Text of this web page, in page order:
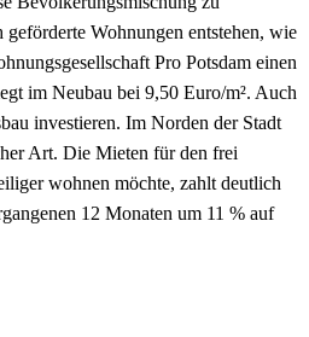
Wohnungen entstehen, wie
Pro Potsdam einen
im Neubau bei 9,50 Euro/m². Auch
investieren. Im Norden der Stadt
Art. Die Mieten für den frei
wohnen möchte, zahlt deutlich
12 Monaten um 11 % auf